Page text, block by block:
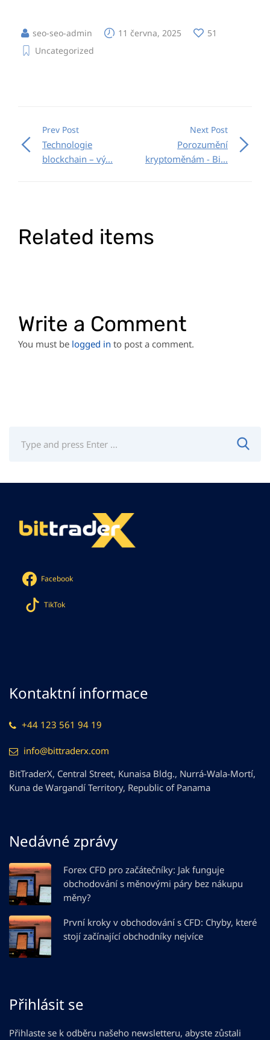
seo-seo-admin 11 června, 2025
51
Uncategorized
Prev Post
Technologie
blockchain – vý...
Next Post
Porozumění
kryptoměnám - Bi...
Related items
Write a Comment
You must be logged in to post a comment.
Facebook
TikTok
Kontaktní informace
+44 123 561 94 19
info@bittraderx.com
BitTraderX, Central Street, Kunaisa Bldg., Nurrá-Wala-Mortí,
Kuna de Wargandí Territory, Republic of Panama
Nedávné zprávy
Forex CFD pro začátečníky: Jak funguje
obchodování s měnovými páry bez nákupu
měny?
První kroky v obchodování s CFD: Chyby, které
stojí začínající obchodníky nejvíce
Přihlásit se
Přihlaste se k odběru našeho newsletteru, abyste zůstali